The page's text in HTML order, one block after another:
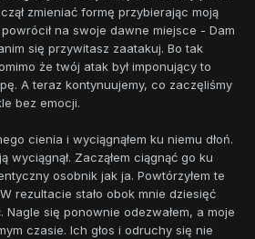
zmieniać formę przybierając moją
na swoje dawne miejsce - Dam
się przywitasz zaatakuj. Bo tak
że twój atak był imponujący to
A teraz kontynuujemy, co zaczęliśmy
bez emocji.
cienia i wyciągnąłem ku niemu dłoń.
wyciągnął. Zacząłem ciągnąć go ku
osobnik jak ja. Powtórzyłem te
rezultacie stało obok mnie dziesięć
się ponownie odezwałem, a moje
czasie. Ich głos i odruchy się nie